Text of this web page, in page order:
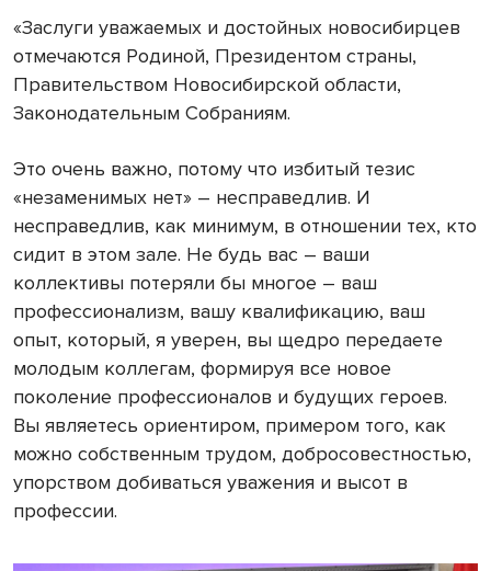
«Заслуги уважаемых и достойных новосибирцев
отмечаются Родиной, Президентом страны,
Правительством Новосибирской области,
Законодательным Собраниям.
Это очень важно, потому что избитый тезис
«незаменимых нет» – несправедлив. И
несправедлив, как минимум, в отношении тех, кто
сидит в этом зале. Не будь вас – ваши
коллективы потеряли бы многое – ваш
профессионализм, вашу квалификацию, ваш
опыт, который, я уверен, вы щедро передаете
молодым коллегам, формируя все новое
поколение профессионалов и будущих героев.
Вы являетесь ориентиром, примером того, как
можно собственным трудом, добросовестностью,
упорством добиваться уважения и высот в
профессии.